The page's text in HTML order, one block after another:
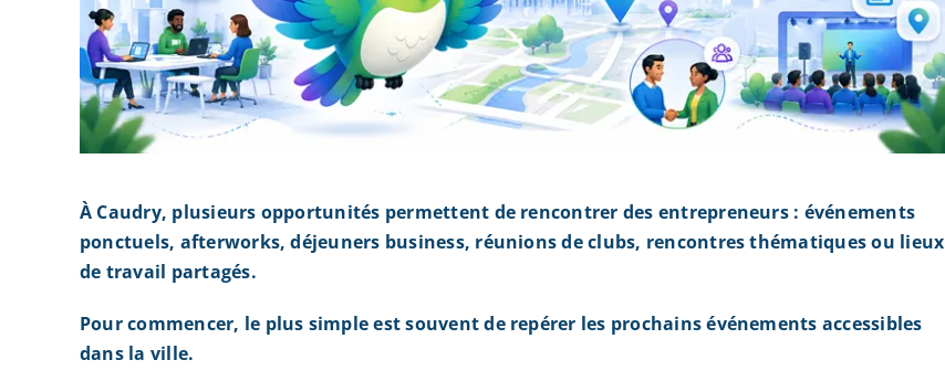
À Caudry, plusieurs opportunités permettent de rencontrer des entrepreneurs : événements
ponctuels, afterworks, déjeuners business, réunions de clubs, rencontres thématiques ou lieux
de travail partagés.
Pour commencer, le plus simple est souvent de repérer les prochains événements accessibles
dans la ville.